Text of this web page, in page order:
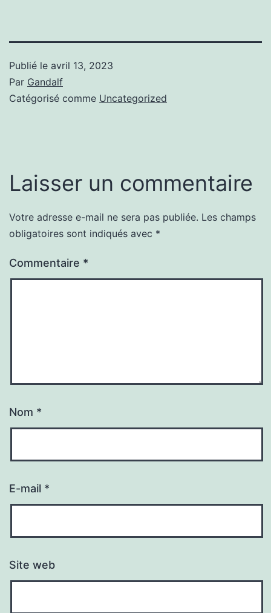
Publié le avril 13, 2023
Par Gandalf
Catégorisé comme Uncategorized
Laisser un commentaire
Votre adresse e-mail ne sera pas publiée. Les champs
obligatoires sont indiqués avec *
Commentaire *
Nom *
E-mail *
Site web